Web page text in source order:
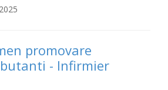
promovare
- Infirmier